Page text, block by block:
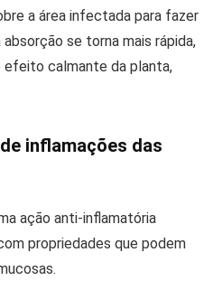
a área infectada para fazer
se torna mais rápida,
calmante da planta,
inflamações das
ação anti-inflamatória
propriedades que podem